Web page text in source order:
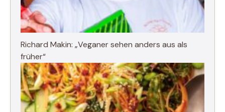
Richard Makin: „Veganer sehen anders aus als
früher“